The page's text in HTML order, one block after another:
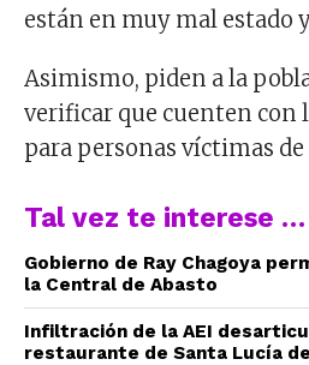
están en muy mal estado
Asimismo, piden a la
verificar que cuenten con
para personas víctimas
Tal vez te interese …
Gobierno de Ray Chagoya
la Central de Abasto
Infiltración de la AEI
restaurante de Santa Lucía